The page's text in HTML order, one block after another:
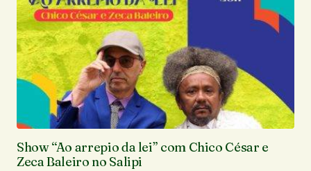
Show “Ao arrepio da lei” com Chico César e
Zeca Baleiro no Salipi